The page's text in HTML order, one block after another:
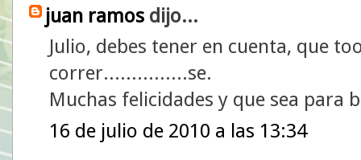
juan ramos dijo...
Julio, debes tener en cuenta, que
correr...............se.
Muchas felicidades y que sea para
16 de julio de 2010 a las 13:34